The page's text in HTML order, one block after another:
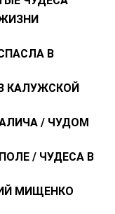
В
КАЛУЖСКОЙ
/ ЧУДОМ
/ ЧУДЕСА В
МИЩЕНКО